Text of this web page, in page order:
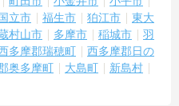
伴う転勤は一切ないため、住
躍いただけます
成長できます】
医療職や介護職など多職種が密
を提供しています
費用は会社が補助する制度が
国立市 福生市 狛江市
東大
村山市 多摩市 稲城市
羽
多摩郡瑞穂町
西多摩郡日の
奥多摩町 大島町
新島村